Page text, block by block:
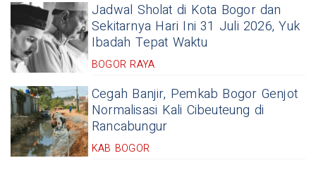
Jadwal Sholat di Kota Bogor dan
Sekitarnya Hari Ini 31 Juli 2026, Yuk
Ibadah Tepat Waktu
BOGOR RAYA
Cegah Banjir, Pemkab Bogor Genjot
Normalisasi Kali Cibeuteung di
Rancabungur
KAB BOGOR